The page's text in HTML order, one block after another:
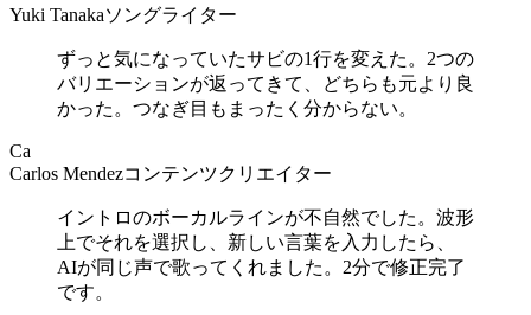
Yuki Tanakaソングライター
ずっと気になっていたサビの1行を変えた。2つの
バリエーションが返ってきて、どちらも元より良
かった。つなぎ目もまったく分からない。
Ca
Carlos Mendezコンテンツクリエイター
イントロのボーカルラインが不自然でした。波形
上でそれを選択し、新しい言葉を入力したら、
AIが同じ声で歌ってくれました。2分で修正完了
です。